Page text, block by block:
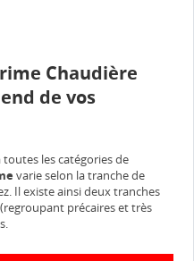
Chaudière
de vos
les catégories de
varie selon la tranche de
Il existe ainsi deux tranches
précaires et très